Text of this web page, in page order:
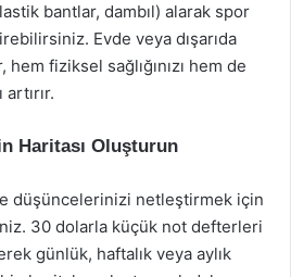
bantlar, dambıl) alarak spor
Evde veya dışarıda
hem fiziksel sağlığınızı hem de
Haritası Oluşturun
düşüncelerinizi netleştirmek için
30 dolarla küçük not defterleri
günlük, haftalık veya aylık